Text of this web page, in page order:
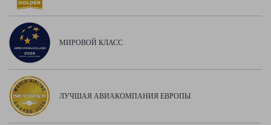
МИРОВОЙ КЛАСС
ЛУЧШАЯ АВИАКОМПАНИЯ ЕВРОПЫ